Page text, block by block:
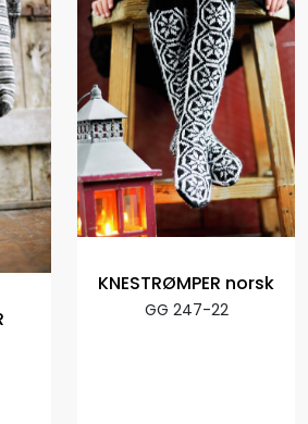
KNESTRØMPER norsk
GG 247-22